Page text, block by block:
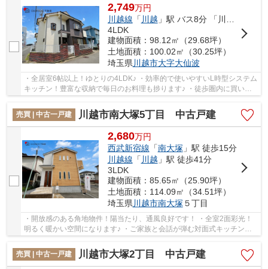
2,749万円
川越線 「 川越 」駅 バス8分 「川越警察署入口」 停歩7分
4LDK
建物面積：98.12㎡（29.68坪）
土地面積：100.02㎡（30.25坪）
埼玉県 川越市大字大仙波
・全居室6帖以上！ゆとりの4LDK♪ ・効率的で使いやすいL時型システム
キッチン！豊富な収納で毎日のお料理も捗ります♪ ・徒歩圏内に買い物
施設多数！日々のお買い物も便利な立地！ 経...
売買 | 中古一戸建
川越市南大塚5丁目 中古戸建
2,680万円
西武新宿線 「南大塚 」駅 徒歩15分
川越線 「 川越 」駅 徒歩41分
3LDK
建物面積：85.65㎡（25.90坪）
土地面積：114.09㎡（34.51坪）
埼玉県 川越市南大塚 ５丁目
・開放感のある角地物件！陽当たり、通風良好です！ ・全室2面彩光！
明るく暖かい空間になります♪ ・ご家族と会話が弾む対面式キッチン！
お手入れしやすいIHクッキングヒーターです！ ...
売買 | 中古一戸建
川越市大塚2丁目 中古戸建